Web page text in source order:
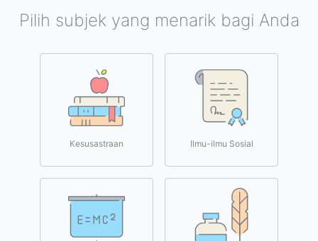
Pilih subjek yang menarik bagi Anda
Kesusastraan Ilmu-ilmu Sosial